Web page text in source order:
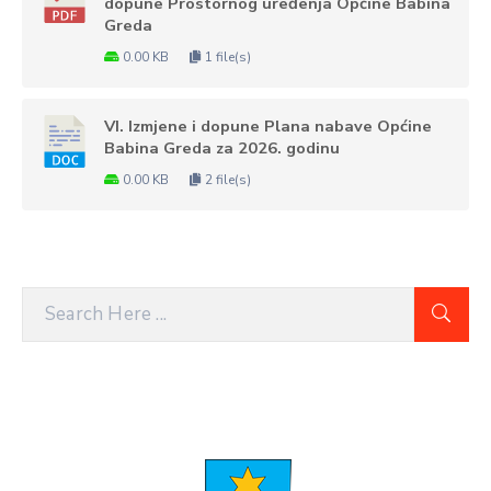
Greda
0.00 KB 1 file(s)
VI. Izmjene i dopune Plana nabave Općine
Babina Greda za 2026. godinu
0.00 KB 2 file(s)